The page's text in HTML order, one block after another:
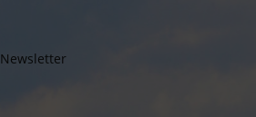
Newsletter